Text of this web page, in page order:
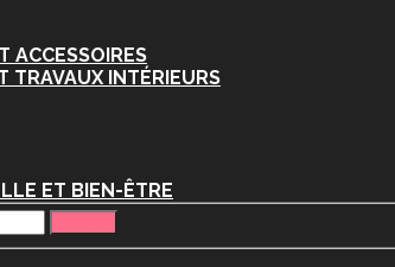
ACCESSOIRES
TRAVAUX INTÉRIEURS
ET BIEN-ÊTRE